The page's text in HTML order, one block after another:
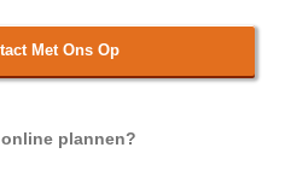
Met Ons Op
plannen?